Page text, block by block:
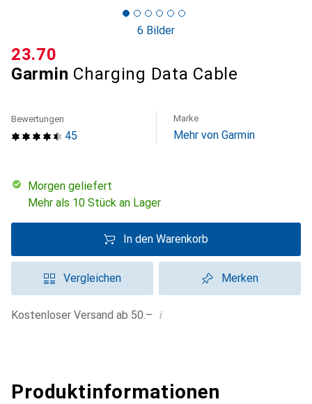
6 Bilder
Garmin Charging Data Cable
CHF
23.70
45
Bewertungen Marke
Mehr von Garmin
morgen geliefert
Mehr als 10 Stück an Lager
In den Warenkorb
Vergleichen Merken
Kostenloser Versand ab 50.– i
Produktinformationen